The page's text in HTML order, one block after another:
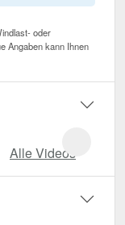
oder
Angaben kann Ihnen
Alle Videos